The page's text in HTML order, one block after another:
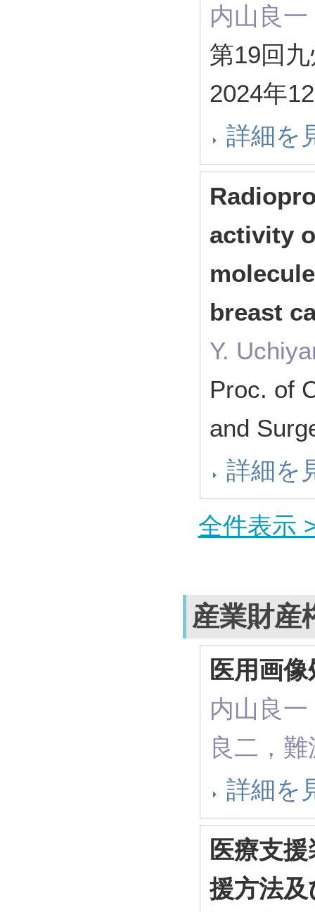
内山良一
第19回
2024年
詳細を
activity
breast
Y.
Proc. of
and
詳細を
全件表示
産業財産
医用画
内山良
良二，
詳細を
医療支
援方法